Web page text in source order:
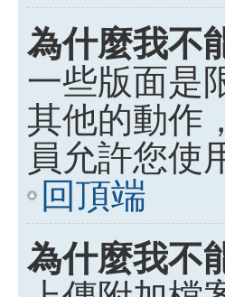
為什麼我不
一些版面是
其他的動作
員允許您使
回頂端
為什麼我不